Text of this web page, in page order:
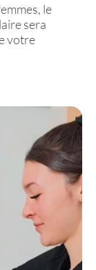
le
sera
votre